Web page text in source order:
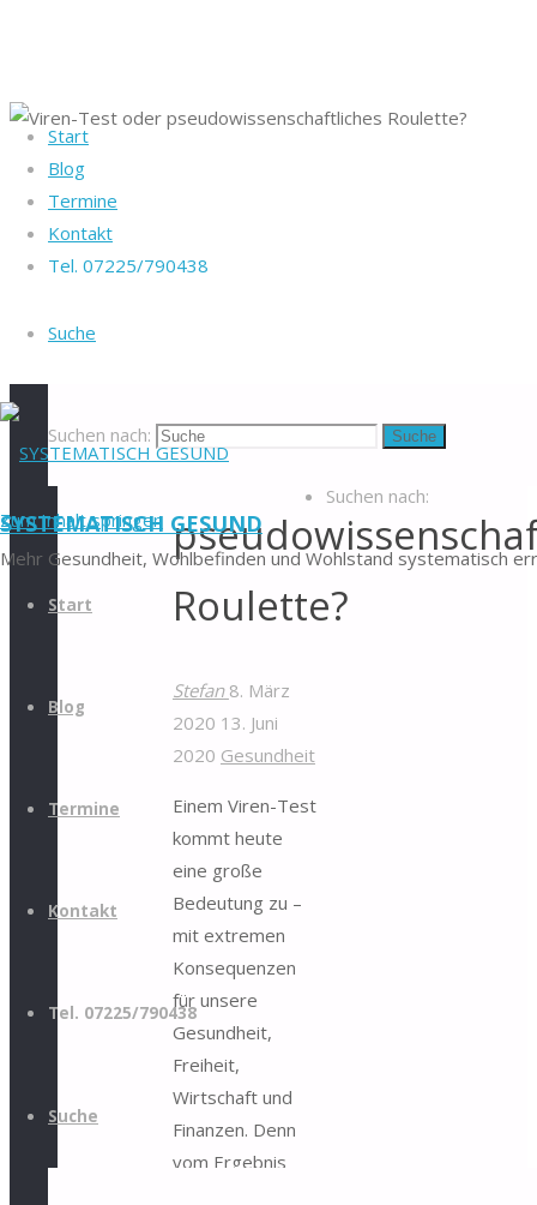
Start
Blog
Termine
Kontakt
Tel. 07225/790438
Suche
Suchen nach: Suche
SYSTEMATISCH GESUND
Mehr Gesundheit, Wohlbefinden und Wohlstand systematisch
Zum Inhalt springen
Start
Blog
Termine
Kontakt
Tel. 07225/790438
Suche
Gesundheit
oder
Roulette?
Stefan 8. März
2020 13. Juni
2020 Gesundheit
Einem Viren-Test
kommt heute
eine große
Bedeutung zu –
mit extremen
Konsequenzen
für unsere
Gesundheit,
Freiheit,
Wirtschaft und
Finanzen. Denn
vom Ergebnis
Datenschutzerklärung
Suchen nach: